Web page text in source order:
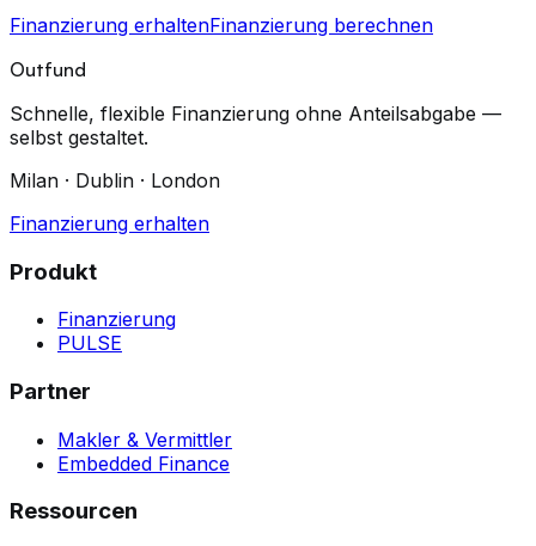
Finanzierung erhaltenFinanzierung berechnen
Outfund
Schnelle, flexible Finanzierung ohne Anteilsabgabe —
selbst gestaltet.
Milan · Dublin · London
Finanzierung erhalten
Produkt
Finanzierung
PULSE
Partner
Makler & Vermittler
Embedded Finance
Ressourcen